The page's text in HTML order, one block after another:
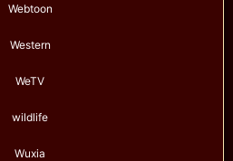
Webtoon
Western
WeTV
wildlife
Wuxia